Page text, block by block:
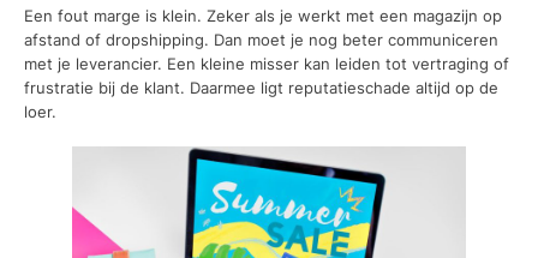
Een fout marge is klein. Zeker als je werkt met een magazijn op
afstand of dropshipping. Dan moet je nog beter communiceren
met je leverancier. Een kleine misser kan leiden tot vertraging of
frustratie bij de klant. Daarmee ligt reputatieschade altijd op de
loer.